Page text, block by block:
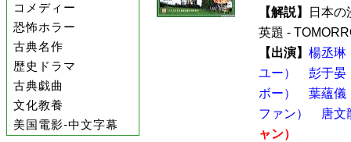
コメディー
恐怖ホラー
古典名作
歴史ドラマ
古典戯曲
文化教養
美国電影-中文字幕
【解説】
日本
英題 -
【出演】 楊丞琳
ユー）
彭于晏
ボー）
葉蘊儀
ファン）
唐文
ャン）